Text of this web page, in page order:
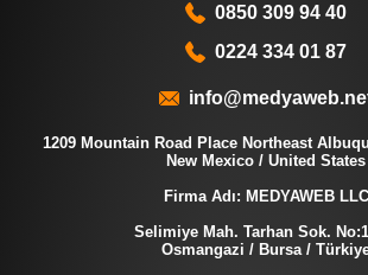
0850 309 94 40
0224 334 01 87
1209 Mountain Road Place Northeast
New Mexico / United States
Firma Adı: MEDYAWEB LLC
Selimiye Mah. Tarhan Sok.
Osmangazi / Bursa /